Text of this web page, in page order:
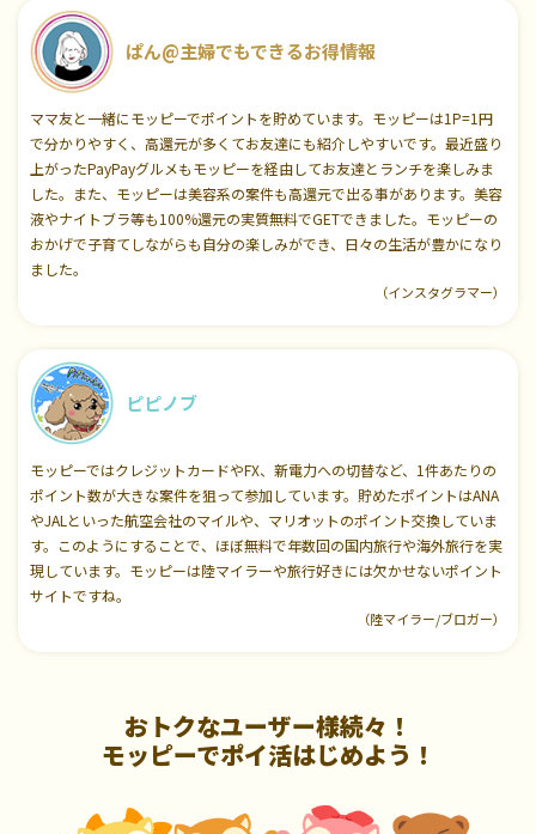
ぱん@主婦でもできるお得情報
ママ友と一緒にモッピーでポイントを貯めています。モッピーは1P=1円
で分かりやすく、高還元が多くてお友達にも紹介しやすいです。最近盛り
上がったPayPayグルメもモッピーを経由してお友達とランチを楽しみま
した。また、モッピーは美容系の案件も高還元で出る事があります。美容
液やナイトブラ等も100%還元の実質無料でGETできました。モッピーの
おかげで子育てしながらも自分の楽しみができ、日々の生活が豊かになり
ました。
（インスタグラマー）
ピピノブ
モッピーではクレジットカードやFX、新電力への切替など、1件あたりの
ポイント数が大きな案件を狙って参加しています。貯めたポイントはANA
やJALといった航空会社のマイルや、マリオットのポイント交換していま
す。このようにすることで、ほぼ無料で年数回の国内旅行や海外旅行を実
現しています。モッピーは陸マイラーや旅行好きには欠かせないポイント
サイトですね。
（陸マイラー/ブロガー）
おトクなユーザー様続々！
モッピーでポイ活はじめよう！